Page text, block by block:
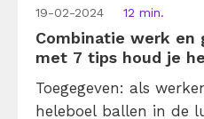
19-02-2024 12 min.
Combinatie werk en
met 7 tips houd je
Toegegeven: als
heleboel ballen in de